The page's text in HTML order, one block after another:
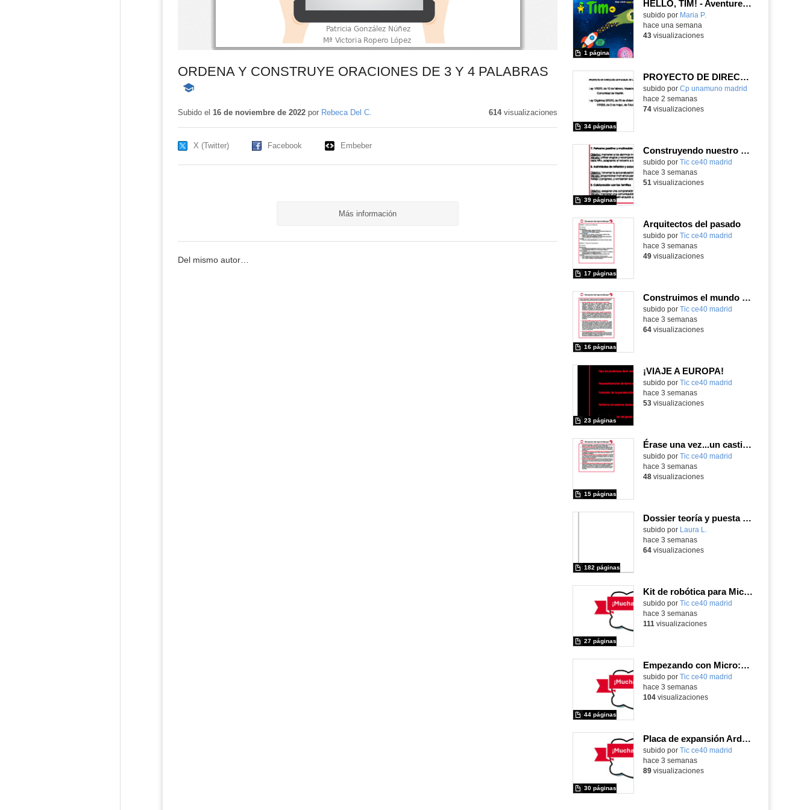
ORDENA Y CONSTRUYE ORACIONES DE 3 Y 4 PALABRAS
-
educativo
Subido el 16 de noviembre de 2022por Rebeca Del C. 614visualizaciones
X (Twitter) Facebook Embeber
Más información
Del mismo autor…
HELLO, TIM! - Aventureros digitales
Contenido educativo.
subido por Maria P.
1 página
hace una semana
43visualizaciones
PROYECTO DE DIRECCIÓN
Contenido educativo.
subido por Cp unamuno madrid
34 páginas
hace 2 semanas
74visualizaciones
Construyendo nuestro parque de atracciones
subido por Tic ce40 madrid
39 páginas
hace 3 semanas
51 visualizaciones
Arquitectos del pasado
subido por Tic ce40 madrid
17 páginas
hace 3 semanas
49visualizaciones
Construimos el mundo con LEGO
subido por Tic ce40 madrid
16 páginas
hace 3 semanas
64visualizaciones
¡VIAJE A EUROPA!
subido por Tic ce40 madrid
23 páginas
hace 3 semanas
53visualizaciones
Érase una vez...un castillo medieval
subido por Tic ce40 madrid
15 páginas
hace 3 semanas
48visualizaciones
Dossier teoría y puesta en práctica Äprendizaje Basado en Juegos en Educación Infantil y Primaria
Contenido educativo.
subido por Laura L.
182 páginas
hace 3 semanas
64visualizaciones
Kit de robótica para Micro:Bit
Contenido educativo.
subido por Tic ce40 madrid
27 páginas
hace 3 semanas
111 visualizaciones
Empezando con Micro:Bit y Maqueen
Contenido educativo.
subido por Tic ce40 madrid
44 páginas
hace 3 semanas
104visualizaciones
Placa de expansión Arduino
Contenido educativo.
subido por Tic ce40 madrid
30 páginas
hace 3 semanas
89visualizaciones